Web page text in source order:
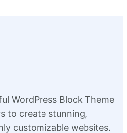
WordPress Block Theme
to create stunning,
customizable websites.